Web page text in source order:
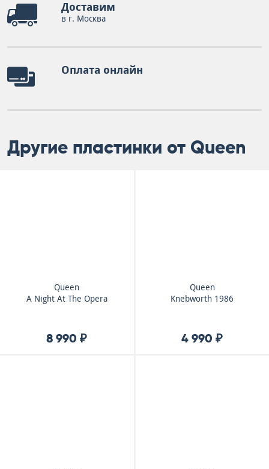
Доставим
в г. Москва
Оплата онлайн
Другие пластинки от Queen
Queen
A Night At The Opera
8 990 ₽
Queen
Knebworth 1986
4 990 ₽